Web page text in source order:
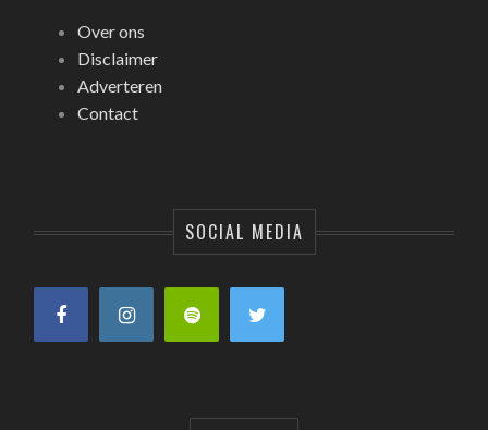
Over ons
Disclaimer
Adverteren
Contact
SOCIAL MEDIA